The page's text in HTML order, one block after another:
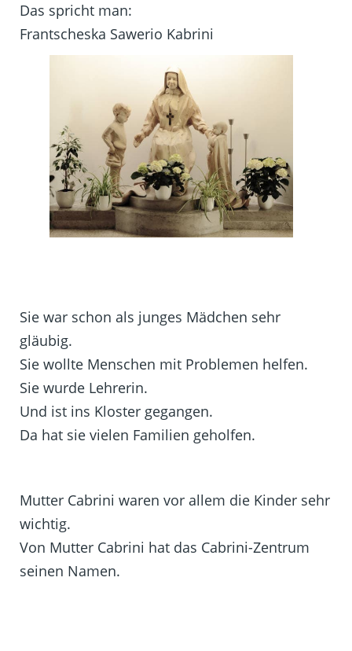
Das spricht man:
Frantscheska Sawerio Kabrini
Sie war schon als junges Mädchen sehr
gläubig.
Sie wollte Menschen mit Problemen helfen.
Sie wurde Lehrerin.
Und ist ins Kloster gegangen.
Da hat sie vielen Familien geholfen.
Mutter Cabrini waren vor allem die Kinder sehr
wichtig.
Von Mutter Cabrini hat das Cabrini-Zentrum
seinen Namen.